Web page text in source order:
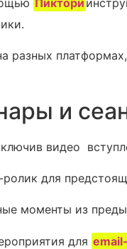
разных
и
видео
для
моменты из
для